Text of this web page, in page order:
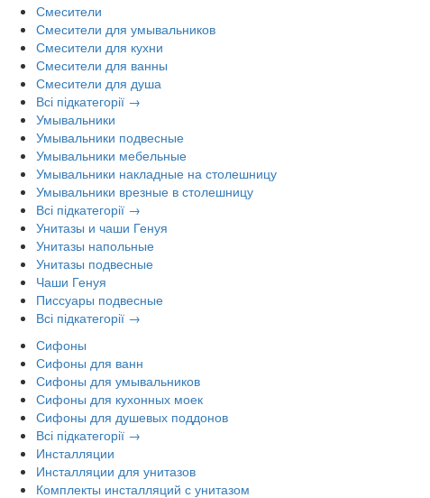
Смесители
Смесители для умывальников
Смесители для кухни
Смесители для ванны
Смесители для душа
Всі підкатегорії →
Умывальники
Умывальники подвесные
Умывальники мебельные
Умывальники накладные на столешницу
Умывальники врезные в столешницу
Всі підкатегорії →
Унитазы и чаши Генуя
Унитазы напольные
Унитазы подвесные
Чаши Генуя
Писсуары подвесные
Всі підкатегорії →
Сифоны
Сифоны для ванн
Сифоны для умывальников
Сифоны для кухонных моек
Сифоны для душевых поддонов
Всі підкатегорії →
Инсталляции
Инсталляции для унитазов
Комплекты инсталляций с унитазом